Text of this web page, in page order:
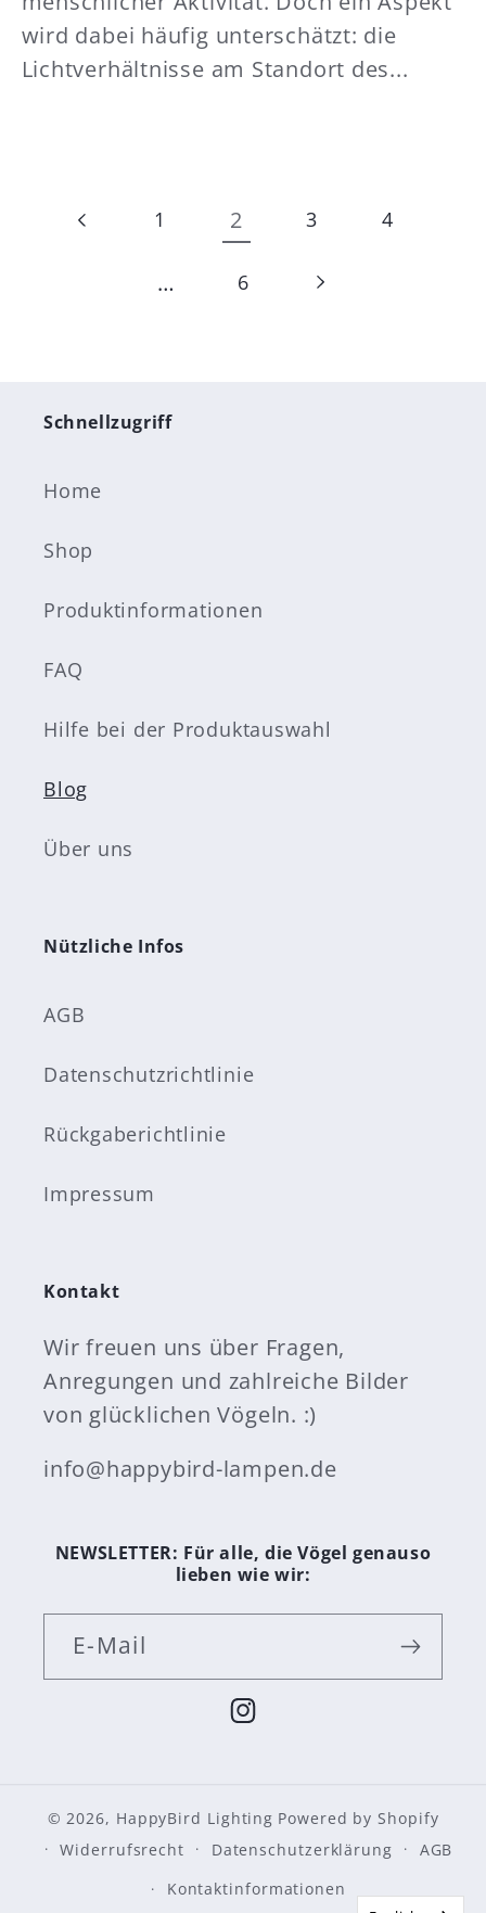
wird dabei häufig unterschätzt: die
Lichtverhältnisse am Standort des...
1 2 3 4
… 6
Schnellzugriff
Home
Shop
Produktinformationen
FAQ
Hilfe bei der Produktauswahl
Blog
Über uns
Nützliche Infos
AGB
Datenschutzrichtlinie
Rückgaberichtlinie
Impressum
Kontakt
Wir freuen uns über Fragen,
Anregungen und zahlreiche Bilder
von glücklichen Vögeln. :)
info@happybird-lampen.de
NEWSLETTER: Für alle, die Vögel genauso
lieben wie wir:
E-Mail
Instagram
© 2026, HappyBird Lighting Powered by Shopify
Widerrufsrecht
Datenschutzerklärung
AGB
Kontaktinformationen